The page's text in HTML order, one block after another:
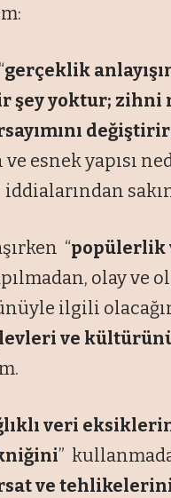
gerçeklik
şey yoktur; zihni
esnek yapısı
iddialarından
“popülerlik
olay ve
ilgili
ve
veri
”
ve